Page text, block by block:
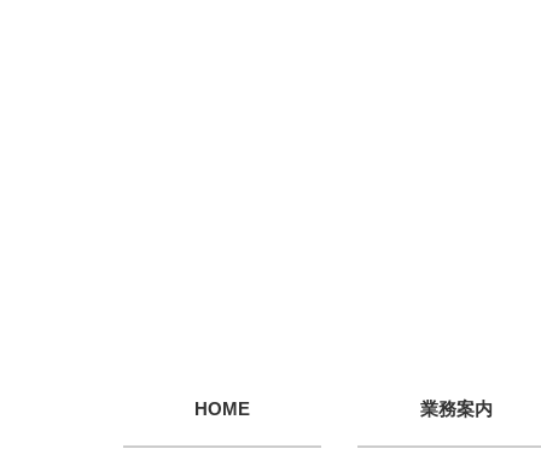
HOME 業務案内